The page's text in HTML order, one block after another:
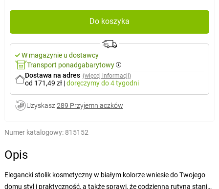
Do koszyka
W magazynie u dostawcy
Transport ponadgabarytowy
Dostawa na adres (więcej informacji)
od 171,49 zł |doręczymydo 4 tygodni
Uzyskasz 289 Przyjemniaczków
Numer katalogowy: 815152
Opis
Elegancki stolik kosmetyczny w białym kolorze wniesie do Twojego
domu styl i praktyczność, a także sprawi, że codzienna rutyna stanie